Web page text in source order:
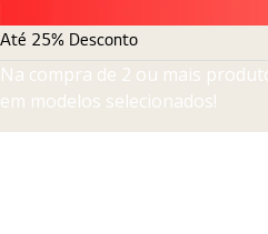
Até 25% Desconto
Na compra de 2 ou mais
em modelos selecionados!